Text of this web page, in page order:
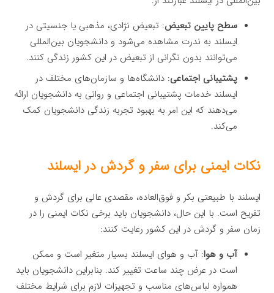
سطح پایین تبعیض: تبعیض نژادی، مذهبی یا جنسیتی در
ایسلند به ندرت مشاهده می‌شود و دانشجویان بین‌المللی
می‌توانند بدون نگرانی از تبعیض در این کشور زندگی کنند.
پشتیبانی اجتماعی: دانشگاه‌ها و سازمان‌های مختلف در
ایسلند خدمات پشتیبانی اجتماعی و روانی به دانشجویان ارائه
می‌دهند که این امر به بهبود تجربه زندگی دانشجویان کمک
می‌کند.
نکات ایمنی برای سفر و گردش در ایسلند
ایسلند با طبیعتی بکر و فوق‌العاده، مقصدی عالی برای گردش و
تفریح است. با این حال، دانشجویان باید برخی نکات ایمنی را در
زمان سفر و گردش در این کشور رعایت کنند:
آب و هوا: آب و هوای ایسلند بسیار متغیر است و ممکن
است در عرض چند ساعت تغییر کند. بنابراین دانشجویان باید
همواره لباس‌های مناسب و تجهیزات لازم برای شرایط مختلف